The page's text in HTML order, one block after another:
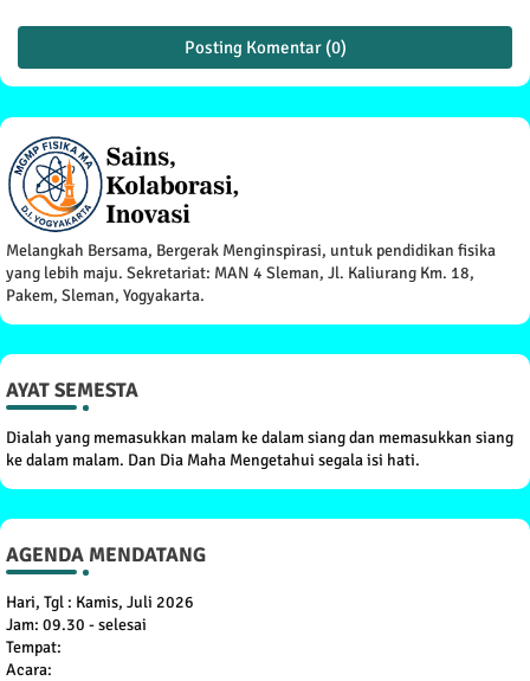
Posting Komentar (0)
Melangkah Bersama, Bergerak Menginspirasi, untuk pendidikan fisika
yang lebih maju. Sekretariat: MAN 4 Sleman, Jl. Kaliurang Km. 18,
Pakem, Sleman, Yogyakarta.
AYAT SEMESTA
Dialah yang memasukkan malam ke dalam siang dan memasukkan siang
ke dalam malam. Dan Dia Maha Mengetahui segala isi hati.
AGENDA MENDATANG
Hari, Tgl : Kamis, Juli 2026
Jam: 09.30 - selesai
Tempat:
Acara: